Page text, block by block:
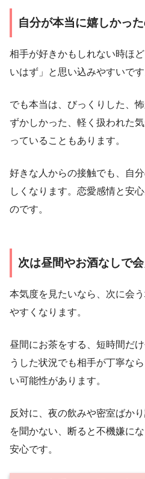
自分が本当に嬉しかっ
相手が好きかもしれない時ほ
いはず」と思い込みやすいです
でも本当は、びっくりした、
ずかしかった、軽く扱われた
っていることもあります。
好きな人からの接触でも、自
しくなります。恋愛感情と安
のです。
次は昼間やお酒なしで
本気度を見たいなら、次に会
やすくなります。
昼間にお茶をする、短時間だ
うした状況でも相手が丁寧な
い可能性があります。
反対に、夜の飲みや密室ばか
を聞かない、断ると不機嫌に
安心です。